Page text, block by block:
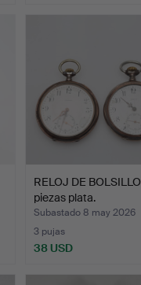
RELOJ DE
piezas plata.
Subastado 8 may 2026
3 pujas
38 USD